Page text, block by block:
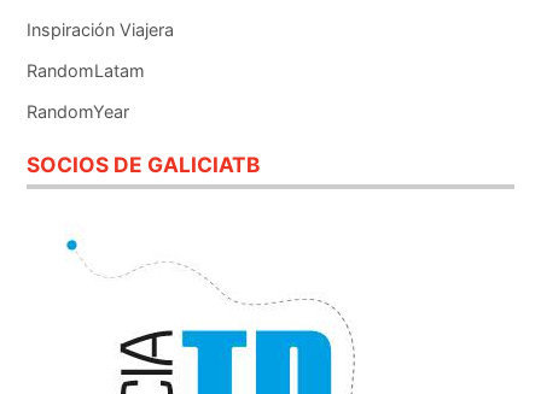
Inspiración Viajera
RandomLatam
RandomYear
SOCIOS DE GALICIATB